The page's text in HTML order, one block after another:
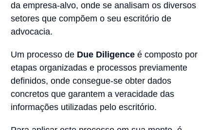
da empresa-alvo, onde se analisam os diversos
setores que compõem o seu escritório de
advocacia.
Um processo de Due Diligence é composto por
etapas organizadas e processos previamente
definidos, onde consegue-se obter dados
concretos que garantem a veracidade das
informações utilizadas pelo escritório.